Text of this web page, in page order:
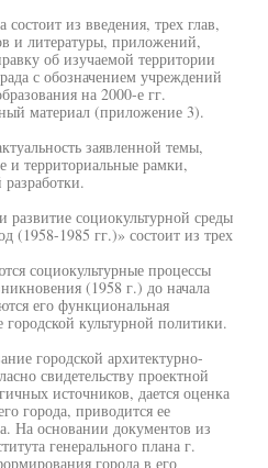
из введения, трех глав,
и литературы, приложений,
об изучаемой территории
с обозначением учреждений
на 2000-е гг.
материал (приложение 3).
заявленной темы,
и территориальные рамки,
разработки.
социокультурной среды
(1958-1985 гг.)» состоит из трех
социокультурные процессы
(1958 г.) до начала
его функциональная
культурной политики.
городской архитектурно-
свидетельству проектной
источников, дается оценка
города, приводится ее
На основании документов из
генерального плана г.
города в его